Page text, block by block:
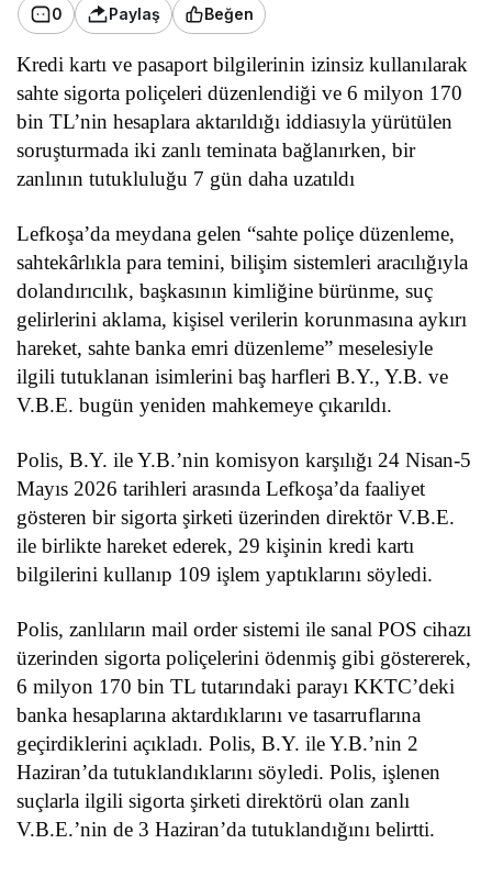
0 Paylaş Beğen
Kredi kartı ve pasaport bilgilerinin izinsiz kullanılarak
sahte sigorta poliçeleri düzenlendiği ve 6 milyon 170
bin TL’nin hesaplara aktarıldığı iddiasıyla yürütülen
soruşturmada iki zanlı teminata bağlanırken, bir
zanlının tutukluluğu 7 gün daha uzatıldı
Lefkoşa’da meydana gelen “sahte poliçe düzenleme,
sahtekârlıkla para temini, bilişim sistemleri aracılığıyla
dolandırıcılık, başkasının kimliğine bürünme, suç
gelirlerini aklama, kişisel verilerin korunmasına aykırı
hareket, sahte banka emri düzenleme” meselesiyle
ilgili tutuklanan isimlerini baş harfleri B.Y., Y.B. ve
V.B.E. bugün yeniden mahkemeye çıkarıldı.
Polis, B.Y. ile Y.B.’nin komisyon karşılığı 24 Nisan-5
Mayıs 2026 tarihleri arasında Lefkoşa’da faaliyet
gösteren bir sigorta şirketi üzerinden direktör V.B.E.
ile birlikte hareket ederek, 29 kişinin kredi kartı
bilgilerini kullanıp 109 işlem yaptıklarını söyledi.
Polis, zanlıların mail order sistemi ile sanal POS cihazı
üzerinden sigorta poliçelerini ödenmiş gibi göstererek,
6 milyon 170 bin TL tutarındaki parayı KKTC’deki
banka hesaplarına aktardıklarını ve tasarruflarına
geçirdiklerini açıkladı. Polis, B.Y. ile Y.B.’nin 2
Haziran’da tutuklandıklarını söyledi. Polis, işlenen
suçlarla ilgili sigorta şirketi direktörü olan zanlı
V.B.E.’nin de 3 Haziran’da tutuklandığını belirtti.